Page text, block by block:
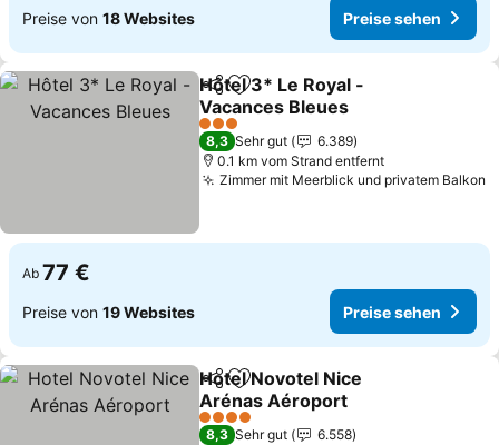
Preise von 18 Websites Preise sehen
TeilenZu Favoriten hinzufügen
Hôtel 3* Le Royal -
Vacances Bleues
Preise sehen
3 Sterne
8,3 Sehr gut
6.389
0.1 km vom Strand entfernt
Zimmer mit Meerblick und privatem Balkon
Ab 77 €
Preise von 19 Websites Preise sehen
TeilenZu Favoriten hinzufügen
Hotel Novotel Nice
Arénas Aéroport
Preise sehen
4 Sterne
8,3 Sehr gut
6.558